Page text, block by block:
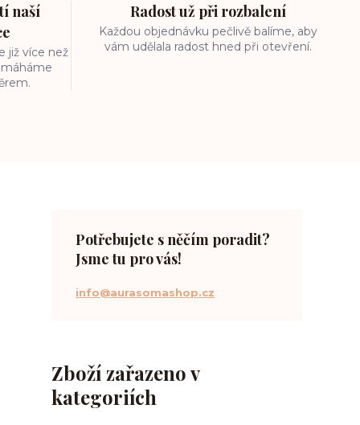
naší
již více než
Radost už při rozbalení
Každou objednávku pečlivě balíme, aby
vám udělala radost hned při otevření.
Zboží zařazeno v
kategoriích
Potřebujete s něčím poradit?
Jsme tu pro vás!
info@aurasomashop.cz